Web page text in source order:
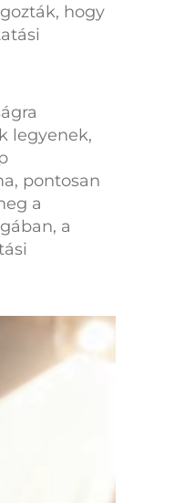
hogy
legyenek,
pontosan
a
a